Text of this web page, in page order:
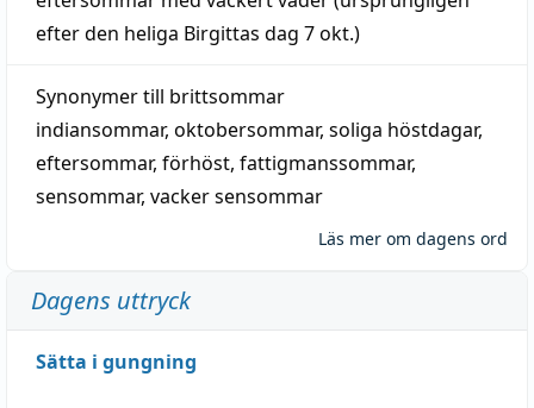
efter den heliga Birgittas dag 7 okt.)
Synonymer till brittsommar
indiansommar, oktobersommar, soliga höstdagar,
eftersommar, förhöst, fattigmanssommar,
sensommar, vacker sensommar
Läs mer om dagens ord
Dagens uttryck
Sätta i gungning